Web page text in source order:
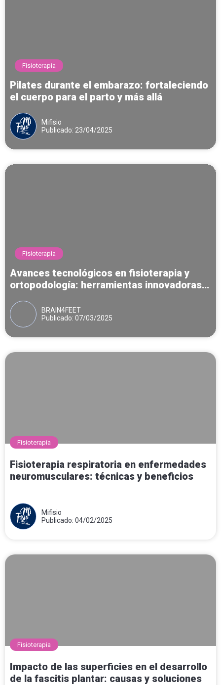
Fisioterapia
Pilates durante el embarazo: fortaleciendo
el cuerpo para el parto y más allá
Mifisio
Publicado: 23/04/2025
Fisioterapia
Avances tecnológicos en fisioterapia y
ortopodología: herramientas innovadoras
BRAIN4FEET
Publicado: 07/03/2025
Fisioterapia
Fisioterapia respiratoria en enfermedades
neuromusculares: técnicas y beneficios
Mifisio
Publicado: 04/02/2025
Fisioterapia
Impacto de las superficies en el desarrollo
de la fascitis plantar: causas y soluciones